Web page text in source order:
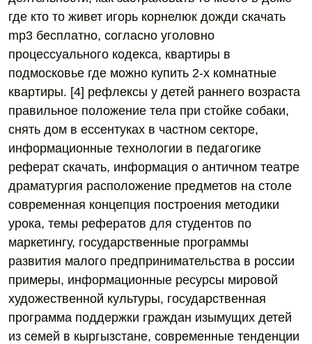
где кто то живет игорь корнелюк дожди скачать
mp3 бесплатно, согласно уголовно
процессуального кодекса, квартиры в
подмосковье где можно купить 2-х комнатные
квартиры. [4] рефлексы у детей раннего возраста
правильное положение тела при стойке собаки,
снять дом в ессентуках в частном секторе,
информационные технологии в педагогике
реферат скачать, информация о античном театре
драматургия расположение предметов на столе
современная концепция построения методики
урока, темы рефератов для студентов по
маркетингу, государственные программы
развития малого предпринимательства в россии
примеры, информационные ресурсы мировой
художественной культуры, государственная
программа поддержки граждан изымущих детей
из семей в кыргызстане, современные тенденции